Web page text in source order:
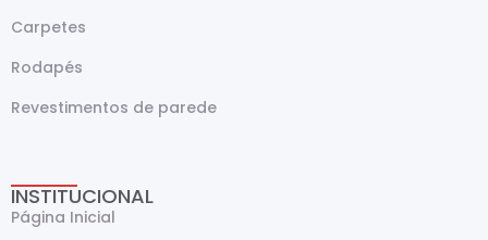
Carpetes
Rodapés
Revestimentos de parede
INSTITUCIONAL
Página Inicial